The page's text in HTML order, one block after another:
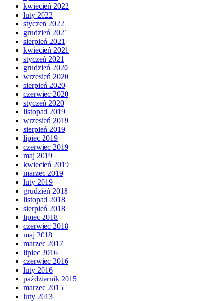
kwiecień 2022
luty 2022
styczeń 2022
grudzień 2021
sierpień 2021
kwiecień 2021
styczeń 2021
grudzień 2020
wrzesień 2020
sierpień 2020
czerwiec 2020
styczeń 2020
listopad 2019
wrzesień 2019
sierpień 2019
lipiec 2019
czerwiec 2019
maj 2019
kwiecień 2019
marzec 2019
luty 2019
grudzień 2018
listopad 2018
sierpień 2018
lipiec 2018
czerwiec 2018
maj 2018
marzec 2017
lipiec 2016
czerwiec 2016
luty 2016
październik 2015
marzec 2015
luty 2013